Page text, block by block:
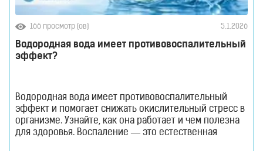
166 просмотр (ов) 5.1.2026
Водородная вода имеет противовоспалительный
эффект?
Водородная вода имеет противовоспалительный
эффект и помогает снижать окислительный стресс в
организме. Узнайте, как она работает и чем полезна
для здоровья. Воспаление — это естественная